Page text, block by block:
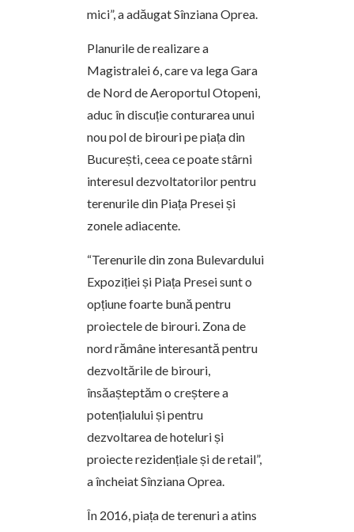
mici”, a adăugat Sînziana Oprea.
Planurile de realizare a
Magistralei 6, care va lega Gara
de Nord de Aeroportul Otopeni,
aduc în discuție conturarea unui
nou pol de birouri pe piața din
București, ceea ce poate stârni
interesul dezvoltatorilor pentru
terenurile din Piața Presei și
zonele adiacente.
“Terenurile din zona Bulevardului
Expoziției și Piața Presei sunt o
opțiune foarte bună pentru
proiectele de birouri. Zona de
nord rămâne interesantă pentru
dezvoltările de birouri,
însăașteptăm o creștere a
potențialului și pentru
dezvoltarea de hoteluri și
proiecte rezidențiale și de retail”,
a încheiat Sînziana Oprea.
În 2016, piața de terenuri a atins